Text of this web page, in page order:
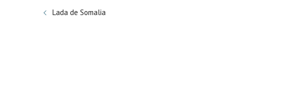
Lada de Somalia